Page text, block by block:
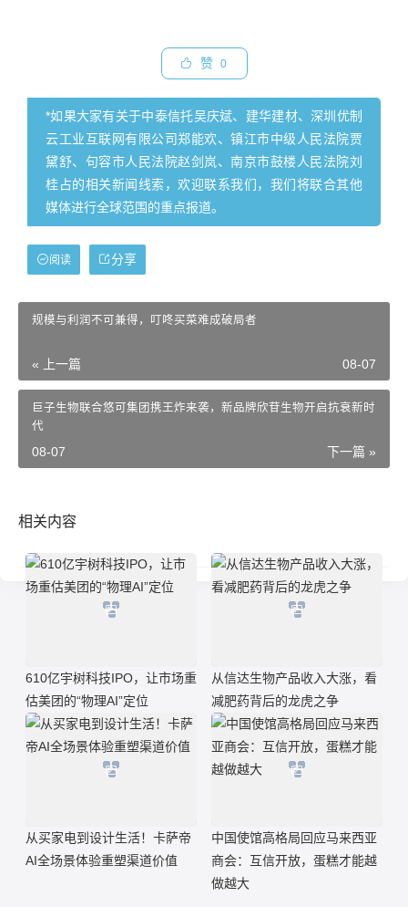
赞 0
*如果大家有关于中泰信托吴庆斌、建华建材、深圳优制
云工业互联网有限公司郑能欢、镇江市中级人民法院贾
黛舒、句容市人民法院赵剑岚、南京市鼓楼人民法院刘
桂占的相关新闻线索，欢迎联系我们，我们将联合其他
媒体进行全球范围的重点报道。
分享
阅读
规模与利润不可兼得，叮咚买菜难成破局者
« 上一篇 08-07
巨子生物联合悠可集团携王炸来袭，新品牌欣苷生物开启抗衰新时
代
下一篇 »
08-07
相关内容
610亿宇树科技IPO，让市场重
估美团的“物理AI”定位
从信达生物产品收入大涨，看
减肥药背后的龙虎之争
从买家电到设计生活！卡萨帝
AI全场景体验重塑渠道价值
中国使馆高格局回应马来西亚
商会：互信开放，蛋糕才能越
做越大